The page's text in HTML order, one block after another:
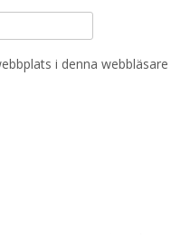
i denna